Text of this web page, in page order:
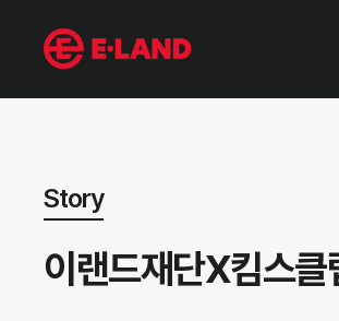
뉴스 상세보기
Story
이랜드재단X킴스